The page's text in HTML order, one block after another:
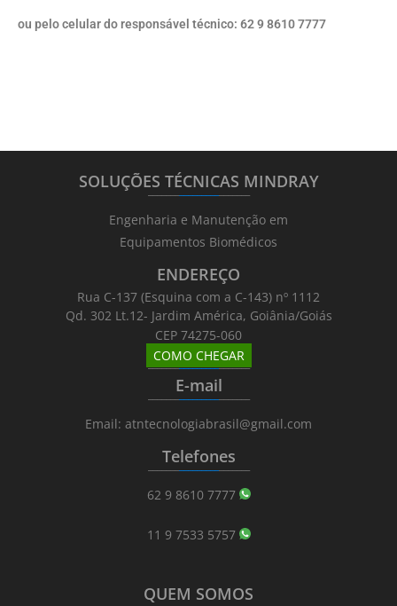
ou pelo celular do responsável técnico: 62 9 8610 7777
SOLUÇÕES TÉCNICAS MINDRAY
_______________________
Engenharia e Manutenção em
Equipamentos Biomédicos
ENDEREÇO
Rua C-137 (Esquina com a C-143) nº 1112
Qd. 302 Lt.12- Jardim América, Goiânia/Goiás
CEP 74275-060
COMO CHEGAR
_______________________
E-mail
_______________________
Email: atntecnologiabrasil@gmail.com
Telefones
_______________________
62 9 8610 7777
11 9 7533 5757
QUEM SOMOS
_______________________